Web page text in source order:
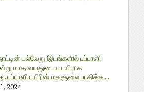
பல்வேறு இடங்களில் பப்பாளி
மாத வயதுடைய பயிராக
பப்பாளி பயிரின் மகசூலை பாதிக்க ...
2024